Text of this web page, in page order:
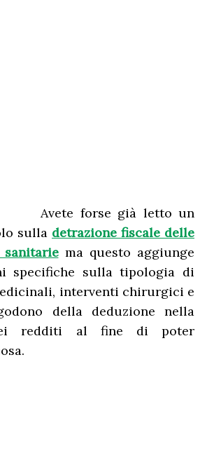
Avete forse già letto un
sulla detrazione fiscale delle
sanitariema questo aggiunge
specifiche sulla tipologia di
interventi chirurgici e
della deduzione nella
redditi al fine di poter